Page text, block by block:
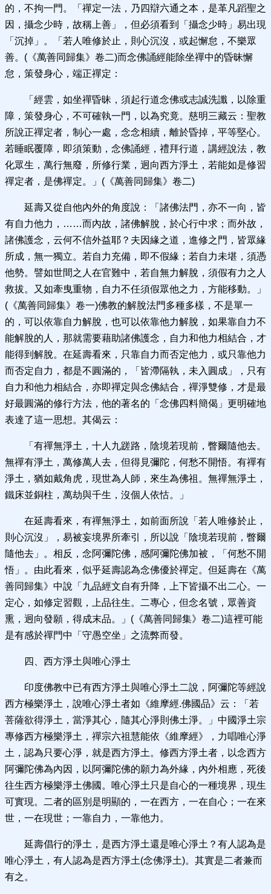
的，不拘一門。「禪定一法，乃四辯六通之本，是革凡蹈聖之
因，攝念少時，故稱上善」，但必須看到「攝念少時」易出現
「沉掉」。「若人唯修於止，則心沉沒，或起懈怠，不樂眾
善。(《萬善同歸集》卷二)而念佛誦經能除坐禪中的昏昧懈
怠，策發身心，端正禪定：
「經雲，如坐禪昏昧，須起行道念佛或志誠洗讖，以除重
障，策發身心，不可確執一門，以為究竟。慈明三藏云：聖教
所說正禪定者，制心一處，念念相續，離於昏掉，平等堅心。
若睡眠覆障，即須策動，念佛誦經，禮拜行道，講經說法，教
化眾生，萬行無廢，所修行業，迥向西方淨土，若能如是修習
禪定者，是佛禪定。」(《萬善同歸集》卷二)
延壽又從自他內外的角度說：「諸佛法門，亦不一向，皆
有自力他力，……而內故，諸佛解脫，於心行中求；而外故，
諸佛護念，云何不信外益耶？夫因緣之道，進修之門，皆眾緣
所成，無一獨立。若自力充備，即不假緣；若自力未堪，須憑
他勢。譬如世間之人在官難中，若自無力解脫，須假有力之人
救拔。又如牽曳重物，自力不任須假眾他之力，方能移動。」
(《萬善同歸集》卷一)佛教的解脫法門多種多樣，不是單一
的，可以依靠自力解脫，也可以依靠他力解脫，如果靠自力不
能解脫的人，那就需要藉助諸佛護念，自力和他力相結合，才
能得到解脫。在延壽看來，只靠自力而否定他力，或只靠他力
而否定自力，都是不圓滿的，「皆滯隔執，未入圓成」，只有
自力和他力相結合，亦即禪定與念佛結合，禪淨雙修，才是最
好最圓滿的修行方法，他的著名的「念佛四料簡偈」更明確地
表達了這一思想。其偈云：
「有禪無淨土，十人九蹉路，陰境若現前，瞥爾隨他去。
無禪有淨土，萬修萬人去，但得見彌陀，何愁不開悟。有禪有
淨土，猶如戴角虎，現世為人師，來生為佛祖。無禪無淨土，
鐵床並銅柱，萬劫與千生，沒個人依怙。」
在延壽看來，有禪無淨土，如前面所說「若人唯修於止，
則心沉沒」，易被妄境界所牽引，所以說「陰境若現前，瞥爾
隨他去」。相反，念阿彌陀佛，感阿彌陀佛加被，「何愁不開
悟」。由此看來，似乎延壽認為念佛優於禪定。但延壽在《萬
善同歸集》中說「九品經文自有升降，上下皆攝不出二心。一
定心，如修定習觀，上品往生。二專心，但念名號，眾善資
熏，迥向發願，得成末品。」(《萬善同歸集》卷二)這裡可能
是有感於禪門中「守愚空坐」之流弊而發。
四、西方淨土與唯心淨土
印度佛教中已有西方淨土與唯心淨土二說，阿彌陀等經說
西方極樂淨土，說唯心淨土者如《維摩經.佛國品》云：「若
菩薩欲得淨土，當淨其心，隨其心淨則佛土淨。」中國淨土宗
專修西方極樂淨土，禪宗六祖慧能依《維摩經》，力唱唯心淨
土，認為只要心淨，就是西方淨土。修西方淨土者，以念西方
阿彌陀佛為內因，以阿彌陀佛的願力為外緣，內外相應，死後
往生西方極樂淨土佛國。唯心淨土只是自心的一種境界，現生
可實現。二者的區別是明顯的，一在西方，一在自心；一在來
世，一在現世；一靠自力，一靠他力。
延壽倡行的淨土，是西方淨土還是唯心淨土？有人認為是
唯心淨土，有人認為是西方淨土(念佛淨土)。其實是二者兼而
有之。